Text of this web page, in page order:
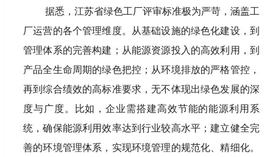
据悉，江苏省绿色工厂评审标准极为严苛，涵盖工
厂运营的各个管理维度。从基础设施的绿色化建设，到
管理体系的完善构建；从能源资源投入的高效利用，到
产品全生命周期的绿色把控；从环境排放的严格管控，
再到综合绩效的高标准要求，无不体现出绿色发展的深
度与广度。比如，企业需搭建高效节能的能源利用系
统，确保能源利用效率达到行业较高水平；建立健全完
善的环境管理体系，实现环境管理的规范化、精细化。